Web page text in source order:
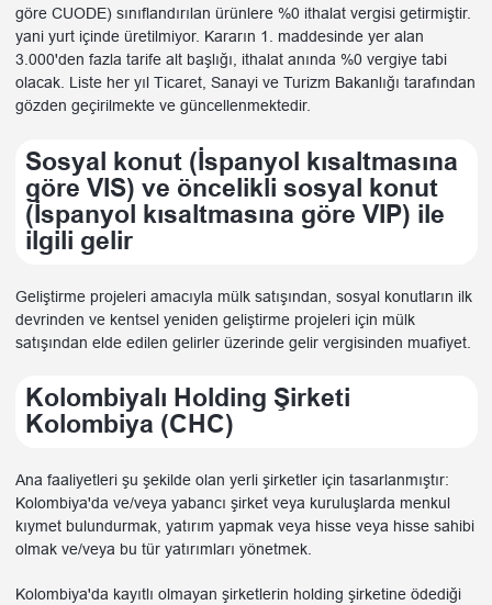
göre CUODE) sınıflandırılan ürünlere %0 ithalat vergisi getirmiştir.
yani yurt içinde üretilmiyor. Kararın 1. maddesinde yer alan
3.000'den fazla tarife alt başlığı, ithalat anında %0 vergiye tabi
olacak. Liste her yıl Ticaret, Sanayi ve Turizm Bakanlığı tarafından
gözden geçirilmekte ve güncellenmektedir.
Sosyal konut (İspanyol kısaltmasına
göre VIS) ve öncelikli sosyal konut
(İspanyol kısaltmasına göre VIP) ile
ilgili gelir
Geliştirme projeleri amacıyla mülk satışından, sosyal konutların ilk
devrinden ve kentsel yeniden geliştirme projeleri için mülk
satışından elde edilen gelirler üzerinde gelir vergisinden muafiyet.
Kolombiyalı Holding Şirketi
Kolombiya (CHC)
Ana faaliyetleri şu şekilde olan yerli şirketler için tasarlanmıştır:
Kolombiya'da ve/veya yabancı şirket veya kuruluşlarda menkul
kıymet bulundurmak, yatırım yapmak veya hisse veya hisse sahibi
olmak ve/veya bu tür yatırımları yönetmek.
Kolombiya'da kayıtlı olmayan şirketlerin holding şirketine ödediği